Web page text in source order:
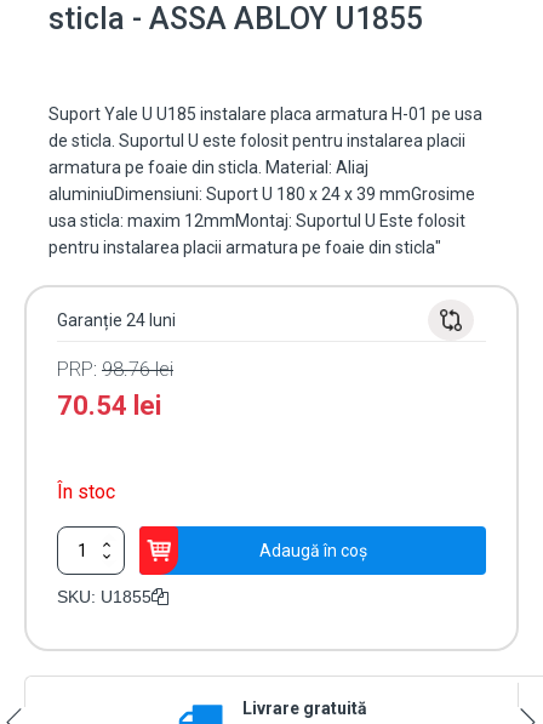
sticla - ASSA ABLOY U1855
Suport Yale U U185 instalare placa armatura H-01 pe usa
de sticla. Suportul U este folosit pentru instalarea placii
armatura pe foaie din sticla. Material: Aliaj
aluminiuDimensiuni: Suport U 180 x 24 x 39 mmGrosime
usa sticla: maxim 12mmMontaj: Suportul U Este folosit
pentru instalarea placii armatura pe foaie din sticla"
Garanție 24 luni
PRP: 98.76lei
70.54 lei
În stoc
Cantitate
Suport
U,
Adaugă în coș
SKU: U1855
Livrare gratuită